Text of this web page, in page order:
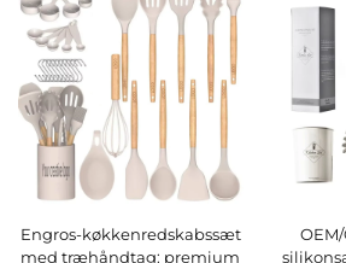
Engros-køkkenredskabssæt
med træhåndtag: premium